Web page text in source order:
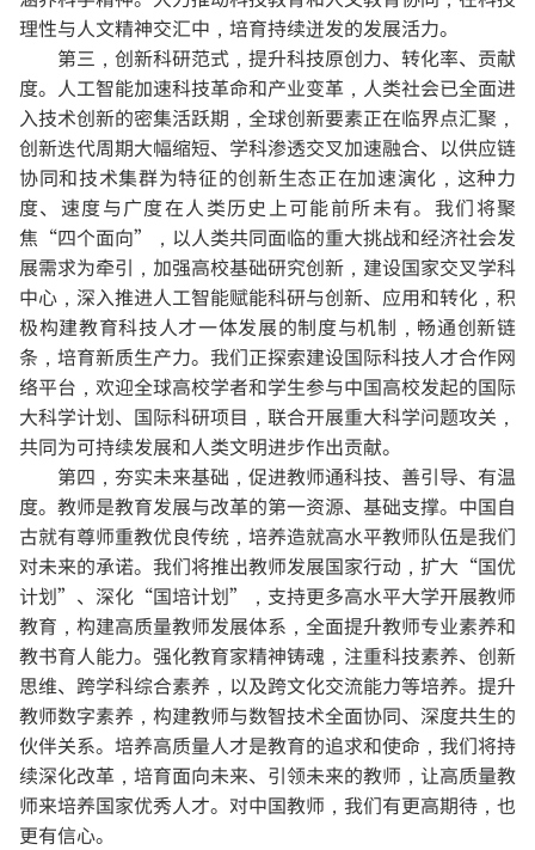
理性与人文精神交汇中，培育持续迸发的发展活力。
第三，创新科研范式，提升科技原创力、转化率、贡献
度。 人工智能加速科技革命和产业变革，人类社会已全面进
入技术创新的密集活跃期，全球创新要素正在临界点汇聚，
创新迭代周期大幅缩短、学科渗透交叉加速融合、以供应链
协同和技术集群为特征的创新生态正在加速演化，这种力
度、速度与广度在人类历史上可能前所未有。我们将聚
焦“四个面向”，以人类共同面临的重大挑战和经济社会发
展需求为牵引，加强高校基础研究创新，建设国家交叉学科
中心，深入推进人工智能赋能科研与创新、应用和转化，积
极构建教育科技人才一体发展的制度与机制，畅通创新链
条，培育新质生产力。我们正探索建设国际科技人才合作网
络平台，欢迎全球高校学者和学生参与中国高校发起的国际
大科学计划、国际科研项目，联合开展重大科学问题攻关，
共同为可持续发展和人类文明进步作出贡献。
第四，夯实未来基础，促进教师通科技、善引导、有温
度。 教师是教育发展与改革的第一资源、基础支撑。中国自
古就有尊师重教优良传统，培养造就高水平教师队伍是我们
对未来的承诺。我们将推出教师发展国家行动，扩大“国优
计划”、深化“国培计划”，支持更多高水平大学开展教师
教育，构建高质量教师发展体系，全面提升教师专业素养和
教书育人能力。强化教育家精神铸魂，注重科技素养、创新
思维、跨学科综合素养，以及跨文化交流能力等培养。提升
教师数字素养，构建教师与数智技术全面协同、深度共生的
伙伴关系。培养高质量人才是教育的追求和使命，我们将持
续深化改革，培育面向未来、引领未来的教师，让高质量教
师来培养国家优秀人才。对中国教师，我们有更高期待，也
更有信心。